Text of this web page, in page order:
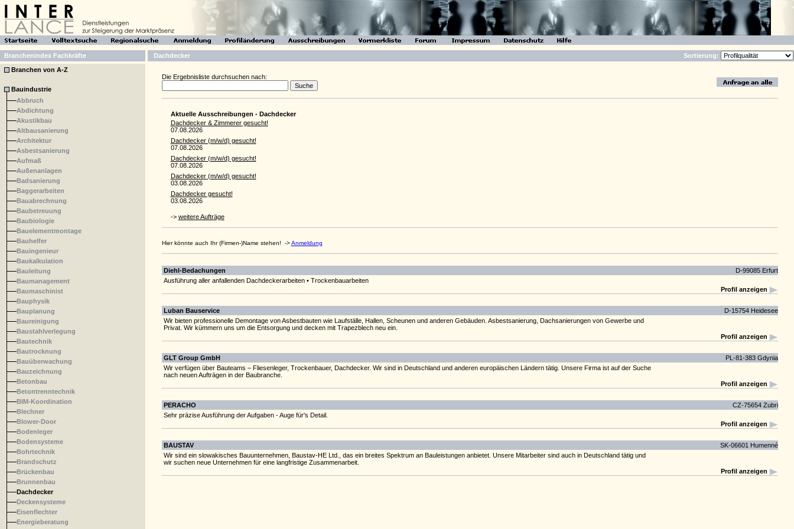
Branchenindex Fachkräfte Dachdecker
Sortierung:
Branchen von A-Z
Bauindustrie
Abbruch
Abdichtung
Akustikbau
Altbausanierung
Architektur
Asbestsanierung
Aufmaß
Außenanlagen
Badsanierung
Baggerarbeiten
Bauabrechnung
Baubetreuung
Baubiologie
Bauelementmontage
Bauhelfer
Bauingenieur
Baukalkulation
Bauleitung
Baumanagement
Baumaschinist
Bauphysik
Bauplanung
Baureinigung
Baustahlverlegung
Bautechnik
Bautrocknung
Bauüberwachung
Bauzeichnung
Betonbau
Betontrenntechnik
BIM-Koordination
Blechner
Blower-Door
Bodenleger
Bodensysteme
Bohrtechnik
Brandschutz
Brückenbau
Brunnenbau
Dachdecker
Deckensysteme
Eisenflechter
Energieberatung
Die Ergebnisliste durchsuchen nach:
Aktuelle Ausschreibungen - Dachdecker
Dachdecker & Zimmerer gesucht!
07.08.2026
Dachdecker (m/w/d) gesucht!
07.08.2026
Dachdecker (m/w/d) gesucht!
07.08.2026
Dachdecker (m/w/d) gesucht!
03.08.2026
Dachdecker gesucht!
03.08.2026
-> weitere Aufträge
Hier könnte auch Ihr (Firmen-)Name stehen! ->Anmeldung
Diehl-Bedachungen
D-99085 Erfurt
Ausführung aller anfallenden Dachdeckerarbeiten • Trockenbauarbeiten
Profil anzeigen
Luban Bauservice
D-15754 Heidesee
Wir bieten professionelle Demontage von Asbestbauten wie Laufställe, Hallen, Scheunen und anderen Gebäuden. Asbestsanierung, Dachsanierungen von Gewerbe und
Privat. Wir kümmern uns um die Entsorgung und decken mit Trapezblech neu ein.
Profil anzeigen
GLT Group GmbH
PL-81-383 Gdynia
Wir verfügen über Bauteams – Fliesenleger, Trockenbauer, Dachdecker. Wir sind in Deutschland und anderen europäischen Ländern tätig. Unsere Firma ist auf der Suche
nach neuen Aufträgen in der Baubranche.
Profil anzeigen
PERACHO
CZ-75654 Zubri
Sehr präzise Ausführung der Aufgaben - Auge für's Detail.
Profil anzeigen
BAUSTAV
SK-06601 Humenné
Wir sind ein slowakisches Bauunternehmen, Baustav-HE Ltd., das ein breites Spektrum an Bauleistungen anbietet. Unsere Mitarbeiter sind auch in Deutschland tätig und
wir suchen neue Unternehmen für eine langfristige Zusammenarbeit.
Profil anzeigen